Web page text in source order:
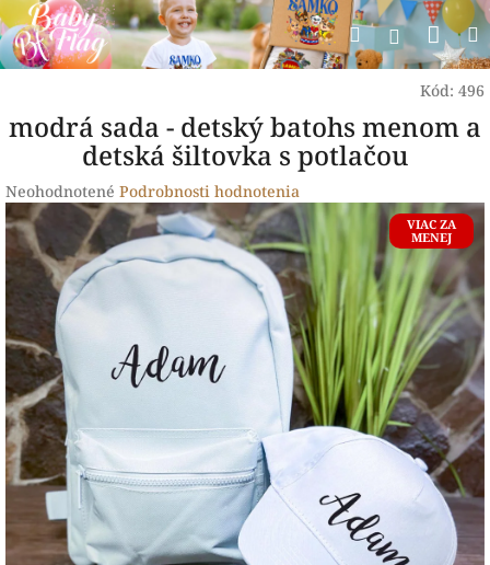
Prejsť
na
obsah
Hľadať
Kód: 496
modrá sada - detský batohs menom a
detská šiltovka s potlačou
Priemerné
hodnotenie
produktu
je
0,0
z
5
hviezdičiek.
Neohodnotené Podrobnosti hodnotenia
VIAC ZA
MENEJ